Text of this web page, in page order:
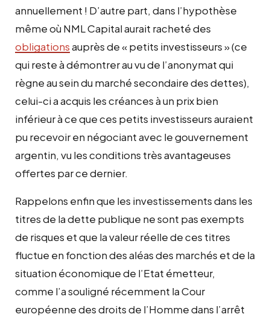
annuellement ! D’autre part, dans l’hypothèse
même où NML Capital aurait racheté des
obligationsauprès de « petits investisseurs » (ce
qui reste à démontrer au vu de l’anonymat qui
règne au sein du marché secondaire des dettes),
celui-ci a acquis les créances à un prix bien
inférieur à ce que ces petits investisseurs auraient
pu recevoir en négociant avec le gouvernement
argentin, vu les conditions très avantageuses
offertes par ce dernier.
Rappelons enfin que les investissements dans les
titres de la dette publique ne sont pas exempts
de risques et que la valeur réelle de ces titres
fluctue en fonction des aléas des marchés et de la
situation économique de l’Etat émetteur,
comme l’a souligné récemment la Cour
européenne des droits de l’Homme dans l’arrêt